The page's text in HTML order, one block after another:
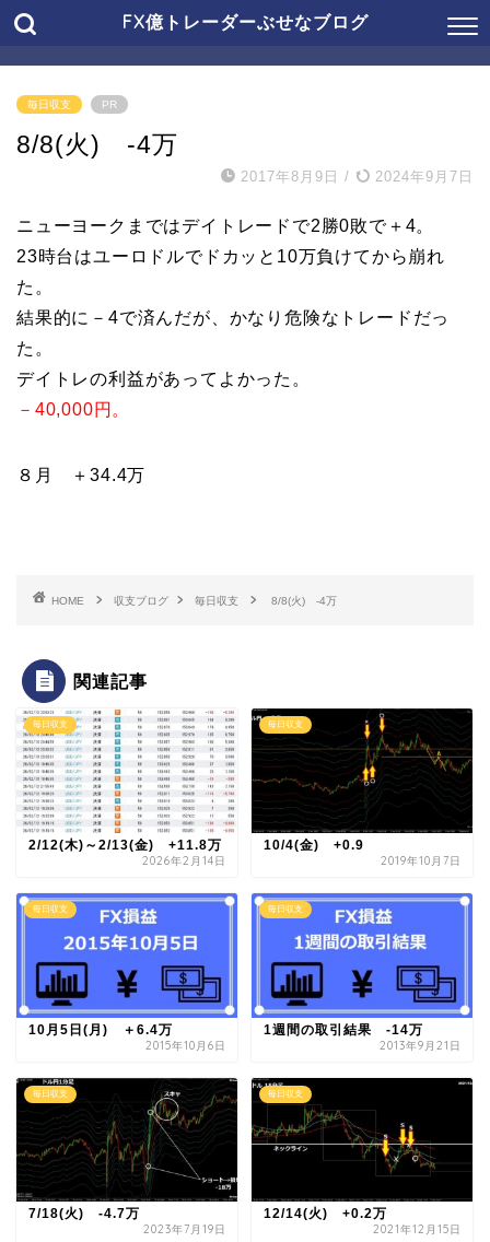
FX億トレーダーぶせなブログ
毎日収支 PR
8/8(火) -4万
2017年8月9日 / 2024年9月7日
ニューヨークまではデイトレードで2勝0敗で＋4。
23時台はユーロドルでドカッと10万負けてから崩れ
た。
結果的に－4で済んだが、かなり危険なトレードだっ
た。
デイトレの利益があってよかった。
－40,000円。
８月 ＋34.4万
HOME 収支ブログ 毎日収支 8/8(火) -4万
関連記事
毎日収支
2/12(木)～2/13(金) +11.8万
2026年2月14日
毎日収支
10/4(金) +0.9
2019年10月7日
毎日収支
10月5日(月) ＋6.4万
2015年10月6日
毎日収支
1週間の取引結果 -14万
2013年9月21日
毎日収支
7/18(火) -4.7万
2023年7月19日
毎日収支
12/14(火) +0.2万
2021年12月15日